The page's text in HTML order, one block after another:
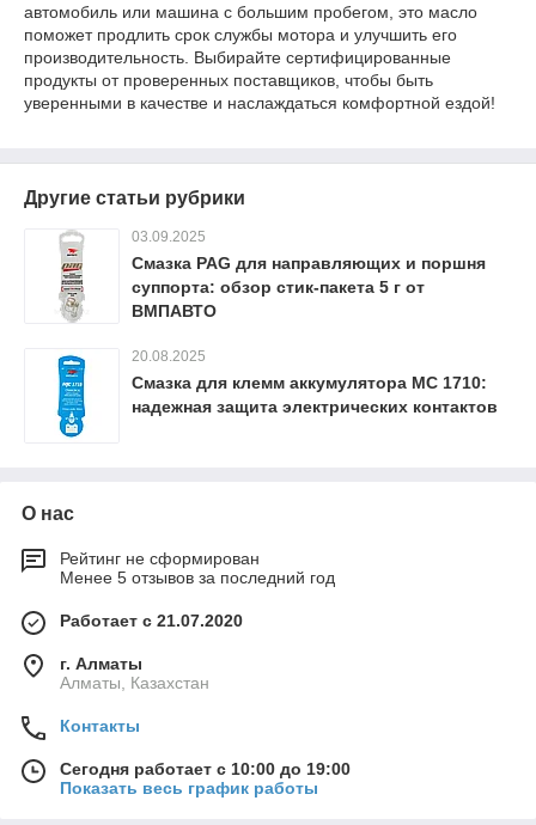
автомобиль или машина с большим пробегом, это масло
поможет продлить срок службы мотора и улучшить его
производительность. Выбирайте сертифицированные
продукты от проверенных поставщиков, чтобы быть
уверенными в качестве и наслаждаться комфортной ездой!
Другие статьи рубрики
03.09.2025
Смазка PAG для направляющих и поршня
суппорта: обзор стик-пакета 5 г от
ВМПАВТО
20.08.2025
Смазка для клемм аккумулятора МС 1710:
надежная защита электрических контактов
О нас
Рейтинг не сформирован
Менее 5 отзывов за последний год
Работает с 21.07.2020
г. Алматы
Алматы, Казахстан
Контакты
Сегодня работает с 10:00 до 19:00
Показать весь график работы